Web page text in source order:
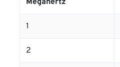
Megahertz
1
2